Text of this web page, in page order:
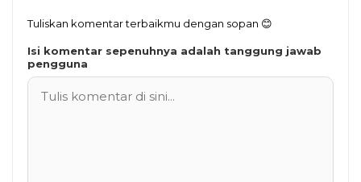
Tuliskan komentar terbaikmu dengan sopan 😊
Isi komentar sepenuhnya adalah tanggung jawab
pengguna